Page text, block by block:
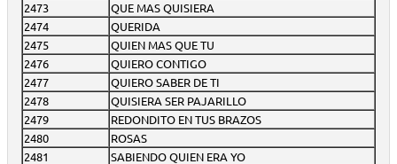
2473
QUE MAS QUISIERA
2474
QUERIDA
2475
QUIEN MAS QUE TU
2476
QUIERO CONTIGO
2477
QUIERO SABER DE TI
2478
QUISIERA SER PAJARILLO
2479
REDONDITO EN TUS BRAZOS
2480
ROSAS
2481
SABIENDO QUIEN ERA YO